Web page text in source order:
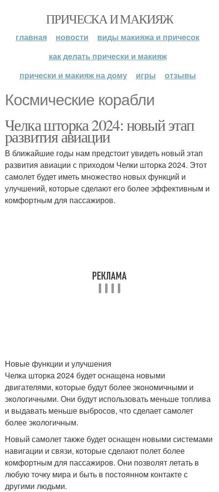
ПРИЧЕСКА И МАКИЯЖ
главная новости
виды макияжа и причесок
как делать прически и макияж
прически и макияж на дому
игры отзывы
Космические корабли
Челка шторка 2024: новый этап
развития авиации
В ближайшие годы нам предстоит увидеть новый этап
развития авиации с приходом Челки шторка 2024. Этот
самолет будет иметь множество новых функций и
улучшений, которые сделают его более эффективным и
комфортным для пассажиров.
Новые функции и улучшения
Челка шторка 2024 будет оснащена новыми
двигателями, которые будут более экономичными и
экологичными. Они будут использовать меньше топлива
и выдавать меньше выбросов, что сделает самолет
более экологичным.
Новый самолет также будет оснащен новыми системами
навигации и связи, которые сделают полет более
комфортным для пассажиров. Они позволят летать в
любую точку мира и быть в постоянном контакте с
другими людьми.